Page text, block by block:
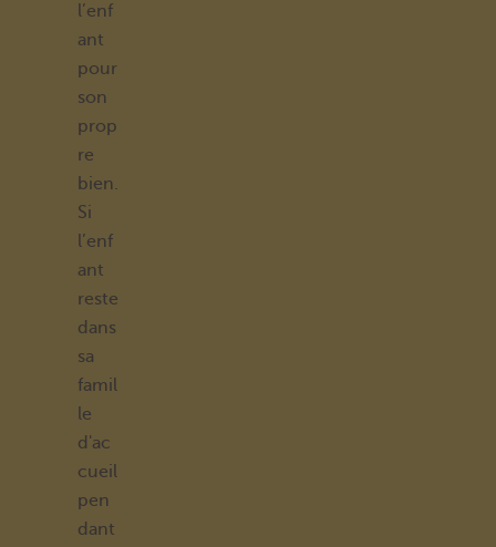
l’enf
ant
pour
son
prop
re
bien.
Si
l’enf
ant
reste
dans
sa
famil
le
d'ac
cueil
pen
dant